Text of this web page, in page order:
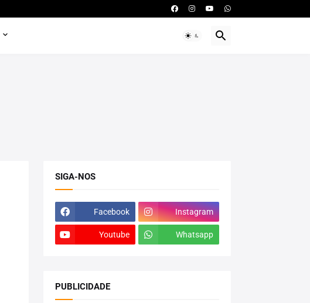
SIGA-NOS
Facebook Instagram
Youtube Whatsapp
PUBLICIDADE